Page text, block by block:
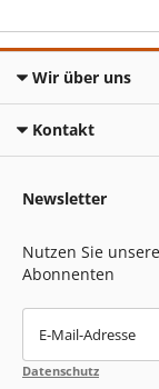
Wir über uns
Kontakt
Newsletter
Nutzen Sie
Abonnenten
E-Mail-Adresse
Datenschutz